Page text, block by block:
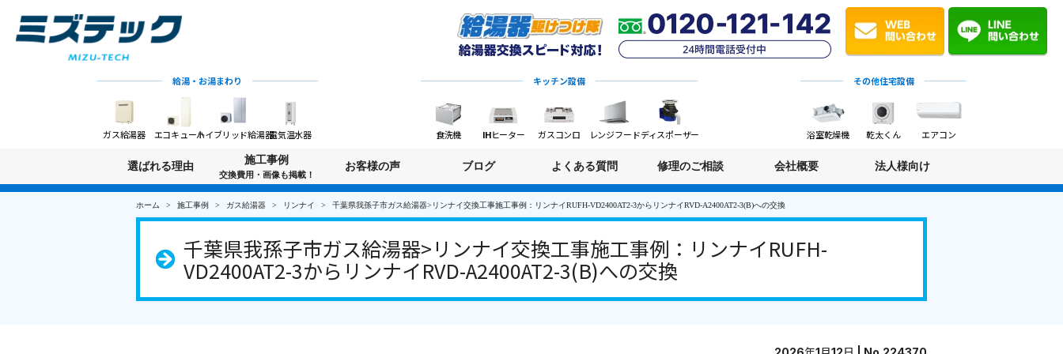
給湯・お湯まわり
ガス給湯器 エコキュートハイブリッド給湯器電気温水器
キッチン設備
食洗機 IHヒーター ガスコンロ レンジフードディスポーザー
その他住宅設備
浴室乾燥機 乾太くん エアコン
選ばれる理由
施工事例
交換費用・画像も掲載！
お客様の声 ブログ よくある質問 修理のご相談 会社概要 法人様向け
ホーム 施工事例 ガス給湯器 リンナイ 千葉県我孫子市ガス給湯器>リンナイ交換工事施工事例：リンナイRUFH-VD2400AT2-3からリンナイRVD-A2400AT2-3(B)への交換
千葉県我孫子市ガス給湯器>リンナイ交換工事施工事例：リンナイRUFH-
VD2400AT2-3からリンナイRVD-A2400AT2-3(B)への交換